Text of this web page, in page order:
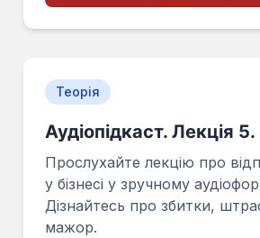
Теорія
Аудіопідкаст. Лекція 5.
Прослухайте лекцію про
у бізнесі у зручному
Дізнайтесь про збитки,
мажор.